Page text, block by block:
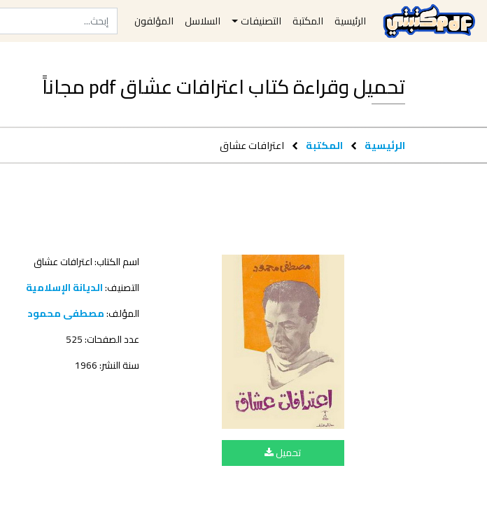
الرئيسية المكتبة التصنيفات السلاسل المؤلفون
تحميل وقراءة كتاب اعترافات عشاق pdf مجاناً
الرئيسية المكتبة اعترافات عشاق
تحميل
اسم الكتاب: اعترافات عشاق
التصنيف:الديانة الإسلامية
المؤلف:مصطفى محمود
عدد الصفحات: 525
سنة النشر: 1966